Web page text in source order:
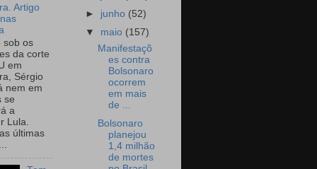
Artigo
sob os
da corte
em
Sérgio
nem em
se
a
Lula.
últimas
► junho (52)
▼ maio (157)
Manifestaçõ
es contra
Bolsonaro
ocorrem
em mais
de ...
Bolsonaro
planejou
1,4 milhão
de mortes